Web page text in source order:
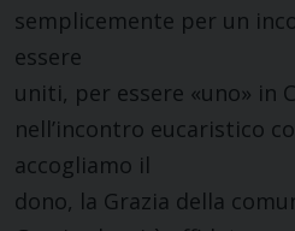
semplicemente per un
essere
uniti, per essere «uno» in
nell’incontro eucaristico
accogliamo il
dono, la Grazia della